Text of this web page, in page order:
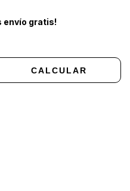
envío gratis!
CALCULAR